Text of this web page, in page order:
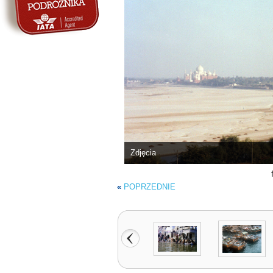
Zdjęcia
« POPRZEDNIE